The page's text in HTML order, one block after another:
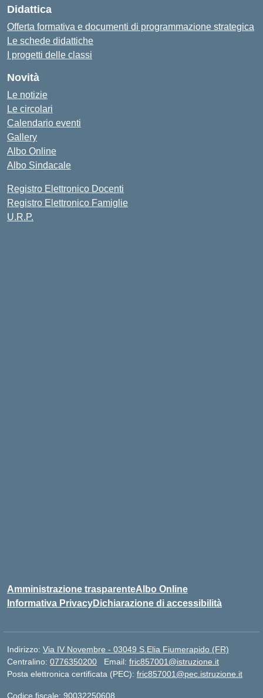
Didattica
Offerta formativa e documenti di programmazione strategica
Le schede didattiche
I progetti delle classi
Novità
Le notizie
Le circolari
Calendario eventi
Gallery
Albo Online
Albo Sindacale
Registro Elettronico Docenti
Registro Elettronico Famiglie
U.R.P.
Amministrazione trasparenteAlbo Online
Informativa PrivacyDichiarazione di accessibilità
Indirizzo: Via IV Novembre - 03049 S.Elia Fiumerapido (FR)
Centralino: 0776350200 Email: fric857001@istruzione.it
Posta elettronica certificata (PEC): fric857001@pec.istruzione.it
Codice fiscale: 90032250608